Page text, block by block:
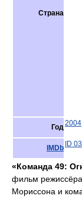
Страна
Год2004
IMDb ID
«Команда 49:
фильм
Мориссона и